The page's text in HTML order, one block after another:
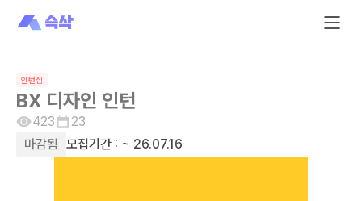
인턴십
BX 디자인 인턴
423
23
마감됨
모집기간 : ~ 26.07.16